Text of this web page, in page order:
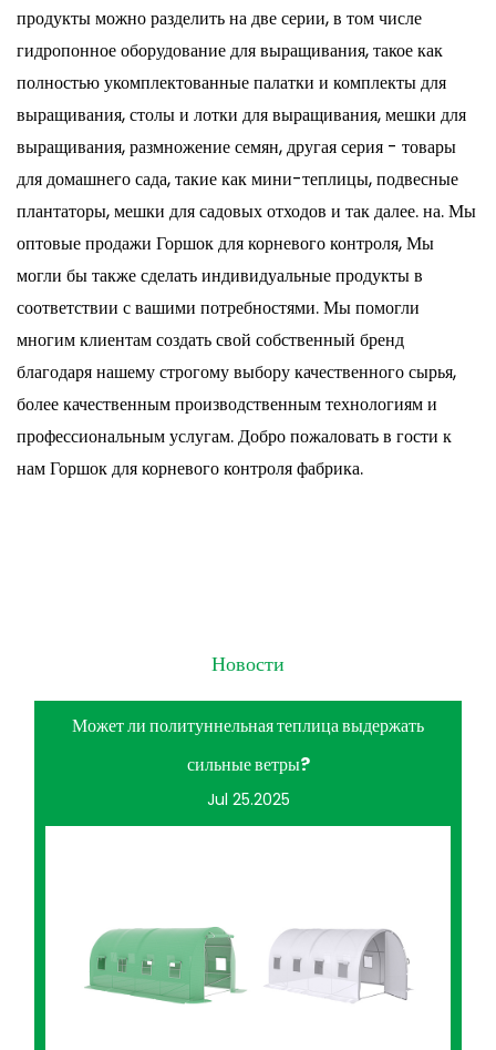
продукты можно разделить на две серии, в том числе
гидропонное оборудование для выращивания, такое как
полностью укомплектованные палатки и комплекты для
выращивания, столы и лотки для выращивания, мешки для
выращивания, размножение семян, другая серия - товары
для домашнего сада, такие как мини-теплицы, подвесные
плантаторы, мешки для садовых отходов и так далее. на. Мы
оптовые продажи Горшок для корневого контроля, Мы
могли бы также сделать индивидуальные продукты в
соответствии с вашими потребностями. Мы помогли
многим клиентам создать свой собственный бренд
благодаря нашему строгому выбору качественного сырья,
более качественным производственным технологиям и
профессиональным услугам. Добро пожаловать в гости к
нам Горшок для корневого контроля фабрика.
Новости
Может ли политуннельная теплица выдержать
сильные ветры?
Jul 25.2025